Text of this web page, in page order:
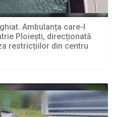
Ambulanța care-l
Ploiești, direcționată
restricțiilor din centru